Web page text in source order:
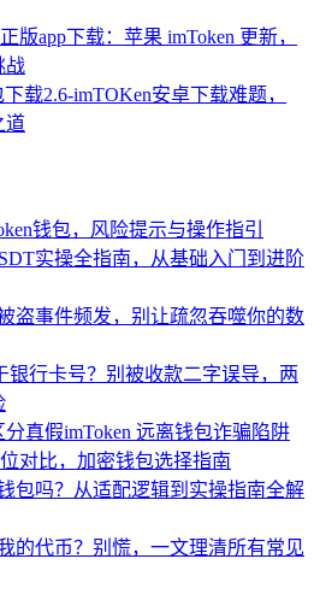
版app下载：苹果 imToken 更新，
战
载2.6-imTOKen安卓下载难题，
道
钱包，风险提示与操作指引
实操全指南，从基础入门到进阶
盗事件频发，别让疏忽吞噬你的数
银行卡号？别被收款二字误导，两
真假imToken 远离钱包诈骗陷阱
对比，加密钱包选择指南
包吗？从适配逻辑到实操指南全解
的代币？别慌，一文理清所有常见